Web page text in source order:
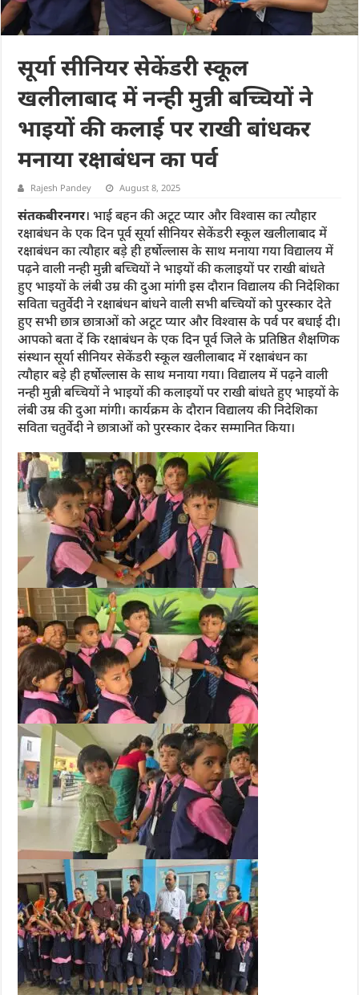
सूर्या सीनियर सेकेंडरी स्कूल
खलीलाबाद में नन्ही मुन्नी बच्चियों ने
भाइयों की कलाई पर राखी बांधकर
मनाया रक्षाबंधन का पर्व
Rajesh Pandey August 8, 2025
संतकबीरनगर। भाई बहन की अटूट प्यार और विश्वास का त्यौहार
रक्षाबंधन के एक दिन पूर्व सूर्या सीनियर सेकेंडरी स्कूल खलीलाबाद में
रक्षाबंधन का त्यौहार बड़े ही हर्षोल्लास के साथ मनाया गया विद्यालय में
पढ़ने वाली नन्ही मुन्नी बच्चियों ने भाइयों की कलाइयों पर राखी बांधते
हुए भाइयों के लंबी उम्र की दुआ मांगी इस दौरान विद्यालय की निदेशिका
सविता चतुर्वेदी ने रक्षाबंधन बांधने वाली सभी बच्चियों को पुरस्कार देते
हुए सभी छात्र छात्राओं को अटूट प्यार और विश्वास के पर्व पर बधाई दी।
आपको बता दें कि रक्षाबंधन के एक दिन पूर्व जिले के प्रतिष्ठित शैक्षणिक
संस्थान सूर्या सीनियर सेकेंडरी स्कूल खलीलाबाद में रक्षाबंधन का
त्यौहार बड़े ही हर्षोल्लास के साथ मनाया गया। विद्यालय में पढ़ने वाली
नन्ही मुन्नी बच्चियों ने भाइयों की कलाइयों पर राखी बांधते हुए भाइयों के
लंबी उम्र की दुआ मांगी। कार्यक्रम के दौरान विद्यालय की निदेशिका
सविता चतुर्वेदी ने छात्राओं को पुरस्कार देकर सम्मानित किया।